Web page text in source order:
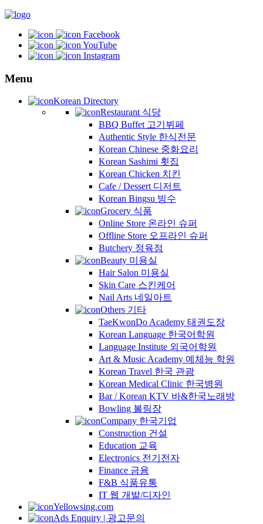
Facebook
YouTube
Instagram
Menu
Korean Directory
Restaurant 식당
BBQ Buffet 고기뷔페
Authentic Style 한식전문
Korean Chinese 중화요리
Korean Sashimi 횟집
Korean Chicken 치킨
Cafe / Dessert 디저트
Korean Bingsu 빙수
Grocery 식품
Online Store 온라인 슈퍼
Offline Store 오프라인 슈퍼
Butchery 정육점
Beauty 미용실
Hair Salon 미용실
Skin Care 스킨케어
Nail Arts 네일아트
Others 기타
TaeKwonDo Academy 태권도장
Korean Language 한국어학원
Language Institute 외국어학원
Art & Music Academy 예체능 학원
Korean Travel 한국 관광
Korean Medical Clinic 한국병원
Bar / Korean KTV 바&한국노래방
Bowling 볼링장
Company 한국기업
Construction 건설
Education 교육
Electronics 전기전자
Finance 금융
F&B 식품유통
IT 웹 개발/디자인
Yellowsing.com
Ads Enquiry | 광고문의